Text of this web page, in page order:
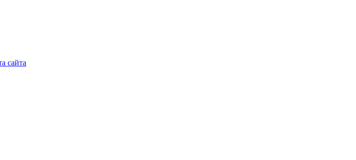
сайта